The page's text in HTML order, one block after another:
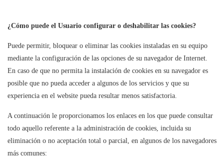
¿Cómo puede el Usuario configurar o deshabilitar las cookies?
Puede permitir, bloquear o eliminar las cookies instaladas en su equipo
mediante la configuración de las opciones de su navegador de Internet.
En caso de que no permita la instalación de cookies en su navegador es
posible que no pueda acceder a algunos de los servicios y que su
experiencia en el website pueda resultar menos satisfactoria.
A continuación le proporcionamos los enlaces en los que puede consultar
todo aquello referente a la administración de cookies, incluida su
eliminación o no aceptación total o parcial, en algunos de los navegadores
más comunes: